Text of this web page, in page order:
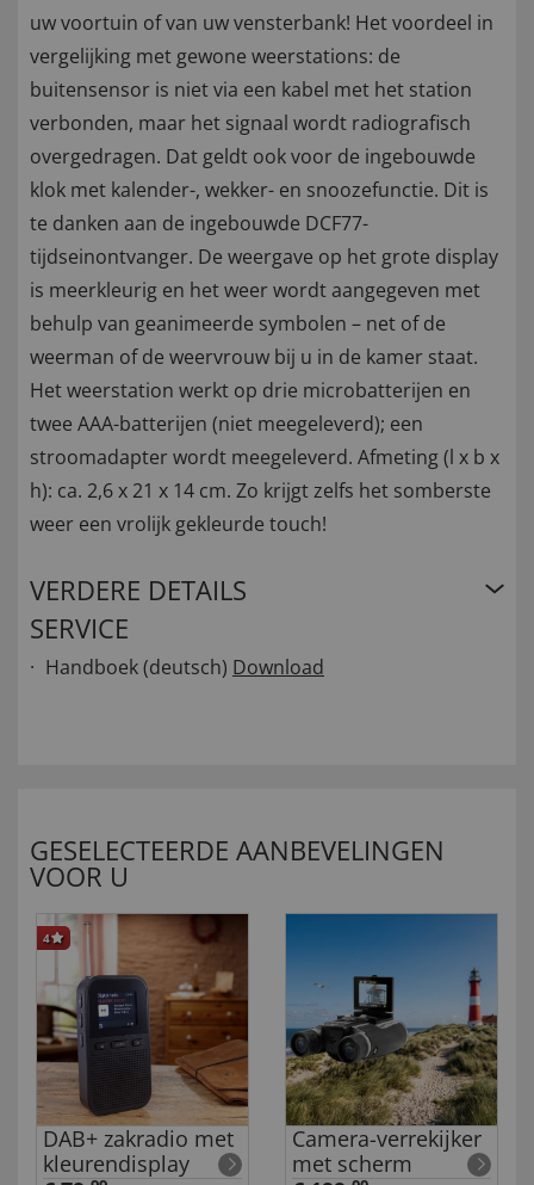
uw voortuin of van uw vensterbank! Het voordeel in
vergelijking met gewone weerstations: de
buitensensor is niet via een kabel met het station
verbonden, maar het signaal wordt radiografisch
overgedragen. Dat geldt ook voor de ingebouwde
klok met kalender-, wekker- en snoozefunctie. Dit is
te danken aan de ingebouwde DCF77-
tijdseinontvanger. De weergave op het grote display
is meerkleurig en het weer wordt aangegeven met
behulp van geanimeerde symbolen – net of de
weerman of de weervrouw bij u in de kamer staat.
Het weerstation werkt op drie microbatterijen en
twee AAA-batterijen (niet meegeleverd); een
stroomadapter wordt meegeleverd. Afmeting (l x b x
h): ca. 2,6 x 21 x 14 cm. Zo krijgt zelfs het somberste
weer een vrolijk gekleurde touch!
VERDERE DETAILS
SERVICE
Handboek (deutsch) Download
GESELECTEERDE AANBEVELINGEN
VOOR U
4
DAB+ zakradio met
kleurendisplay
Camera-verrekijker
met scherm